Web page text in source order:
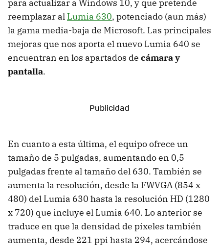
para actualizar a Windows 10, y que pretende
reemplazar al Lumia 630, potenciado (aun más)
la gama media-baja de Microsoft. Las principales
mejoras que nos aporta el nuevo Lumia 640 se
encuentran en los apartados de cámara y
pantalla.
En cuanto a esta última, el equipo ofrece un
tamaño de 5 pulgadas, aumentando en 0,5
pulgadas frente al tamaño del 630. También se
aumenta la resolución, desde la FWVGA (854 x
480) del Lumia 630 hasta la resolución HD (1280
x 720) que incluye el Lumia 640. Lo anterior se
traduce en que la densidad de pixeles también
aumenta, desde 221 ppi hasta 294, acercándose